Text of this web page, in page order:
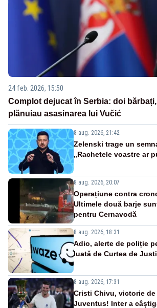
24 feb. 2026, 15:50
Complot dejucat în Serbia: doi
plănuiau asasinarea lui Vučić
8 aug. 2026, 21:42
Zelenski trage un
„Rachetele voastre ar
8 aug. 2026, 20:07
Operațiune contra
Ultimele două barje
pentru Cernavodă
8 aug. 2026, 18:31
Adio, alerte de poliție
luată de Curtea de
8 aug. 2026, 17:31
Cristi Chivu, victorie de
Juventus! Inter a